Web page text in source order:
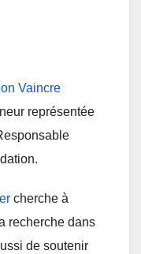
Vaincre
représentée
cherche à
recherche dans
de soutenir